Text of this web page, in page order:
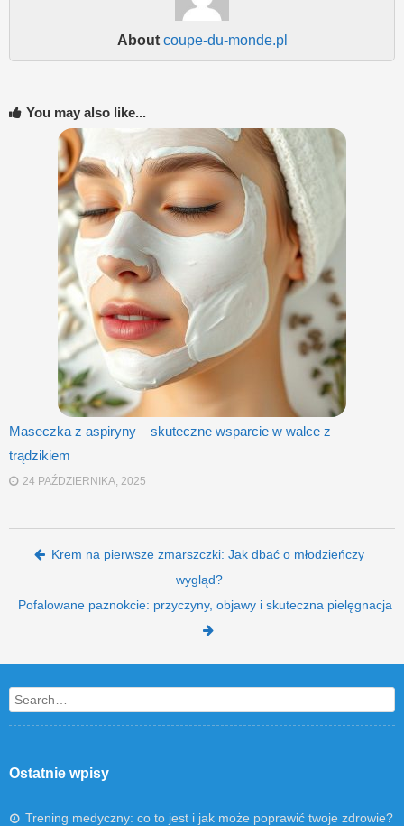
About coupe-du-monde.pl
You may also like...
Maseczka z aspiryny – skuteczne wsparcie w walce z
trądzikiem
24 PAŹDZIERNIKA, 2025
Post navigation
Krem na pierwsze zmarszczki: Jak dbać o młodzieńczy
wygląd?
Pofalowane paznokcie: przyczyny, objawy i skuteczna pielęgnacja
Search
Ostatnie wpisy
Trening medyczny: co to jest i jak może poprawić twoje zdrowie?